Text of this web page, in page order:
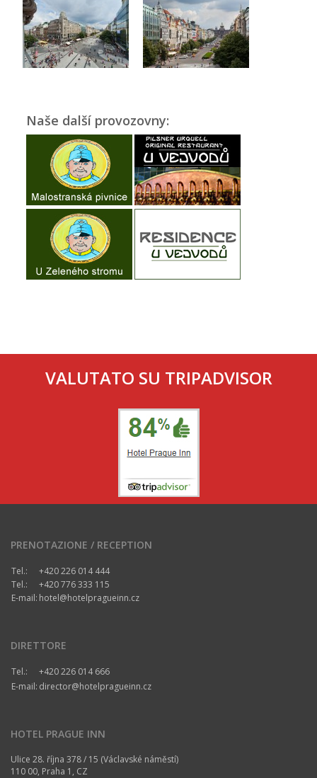
Naše další provozovny:
VALUTATO SU TRIPADVISOR
PRENOTAZIONE / RECEPTION
Tel.:
+420 226 014 444
Tel.:
+420 776 333 115
E-mail: hotel@hotelpragueinn.cz
DIRETTORE
Tel.:
+420 226 014 666
E-mail: director@hotelpragueinn.cz
HOTEL PRAGUE INN
Ulice 28. října 378 / 15 (Václavské náměstí)
110 00, Praha 1, CZ